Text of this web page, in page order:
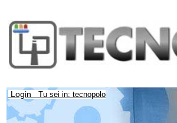
Login Tu sei in: tecnopolo